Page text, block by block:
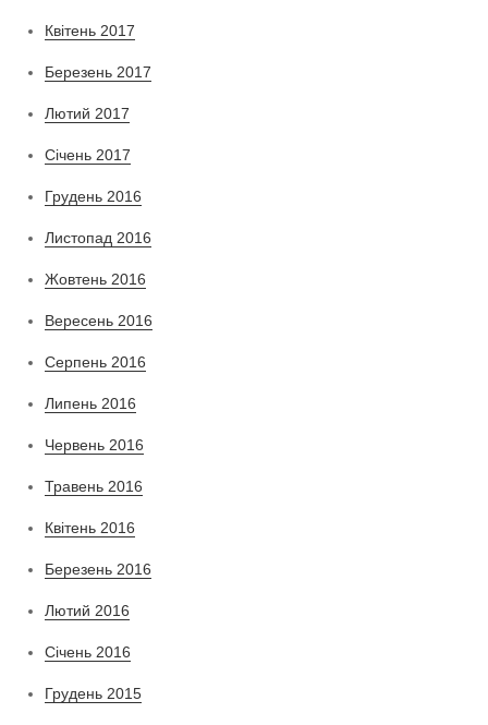
Квітень 2017
Березень 2017
Лютий 2017
Січень 2017
Грудень 2016
Листопад 2016
Жовтень 2016
Вересень 2016
Серпень 2016
Липень 2016
Червень 2016
Травень 2016
Квітень 2016
Березень 2016
Лютий 2016
Січень 2016
Грудень 2015